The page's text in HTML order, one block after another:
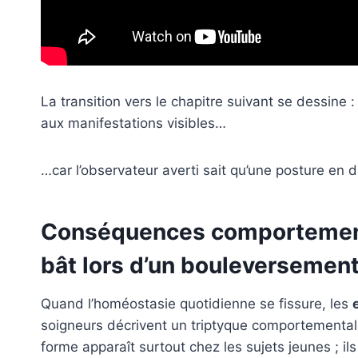
La transition vers le chapitre suivant se dessine
aux manifestations visibles…
…car l’observateur averti sait qu’une posture en
Conséquences
bât lors d’un
Quand l’homéostasie quotidienne se fissure, les
soigneurs décrivent un triptyque
forme apparaît surtout chez les sujets jeunes ;